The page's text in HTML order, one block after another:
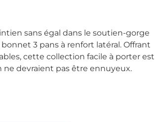
sans égal dans le soutien-gorge
3 pans à renfort latéral. Offrant
cette collection facile à porter est
ne devraient pas être ennuyeux.